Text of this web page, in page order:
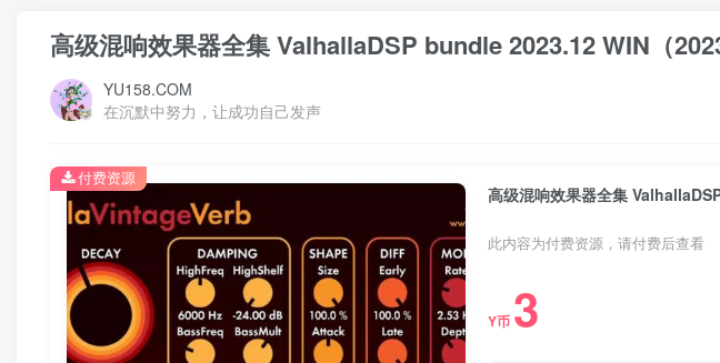
高级混响效果器全集 ValhallaDSP bundle 2023.12 WIN（
YU158.COM
在沉默中努力，让成功自己发声
高级混响效果器全集
此内容为付费资源，请付费后查看
Y币 3
付费资源